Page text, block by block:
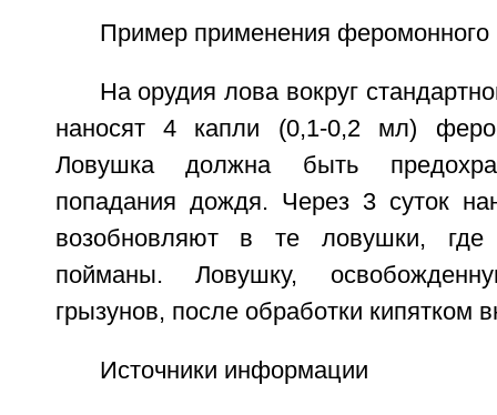
Пример применения феромонного
На орудия лова вокруг
наносят 4 капли (0,1-0,2 мл)
Ловушка должна быть
попадания дождя. Через 3 суток
возобновляют в те ловушки,
пойманы. Ловушку,
грызунов, после обработки кипятком
Источники информации